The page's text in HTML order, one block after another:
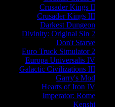
Crusader Kings II
Crusader Kings III
Darkest Dungeon
Divinity: Original Sin 2
Don't Starve
Euro Truck Simulator 2
Europa Universalis IV
Galactic Civilizations III
Garry's Mod
Hearts of Iron IV
Imperator: Rome
Kenshi